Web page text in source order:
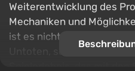
Weiterentwicklung des
Mechaniken und
ist es nicht nur das
Untoten, sondern ein